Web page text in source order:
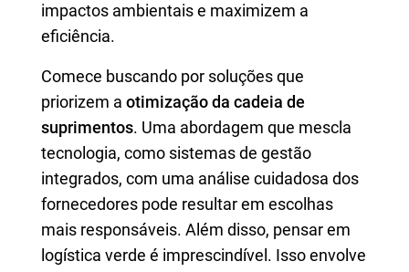
impactos ambientais e maximizem a
eficiência.
Comece buscando por soluções que
priorizem a otimização da cadeia de
suprimentos. Uma abordagem que mescla
tecnologia, como sistemas de gestão
integrados, com uma análise cuidadosa dos
fornecedores pode resultar em escolhas
mais responsáveis. Além disso, pensar em
logística verde é imprescindível. Isso envolve